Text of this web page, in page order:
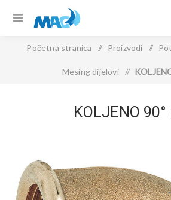
Početna stranica / Proizvodi /
Mesing dijelovi /
KOLJENO